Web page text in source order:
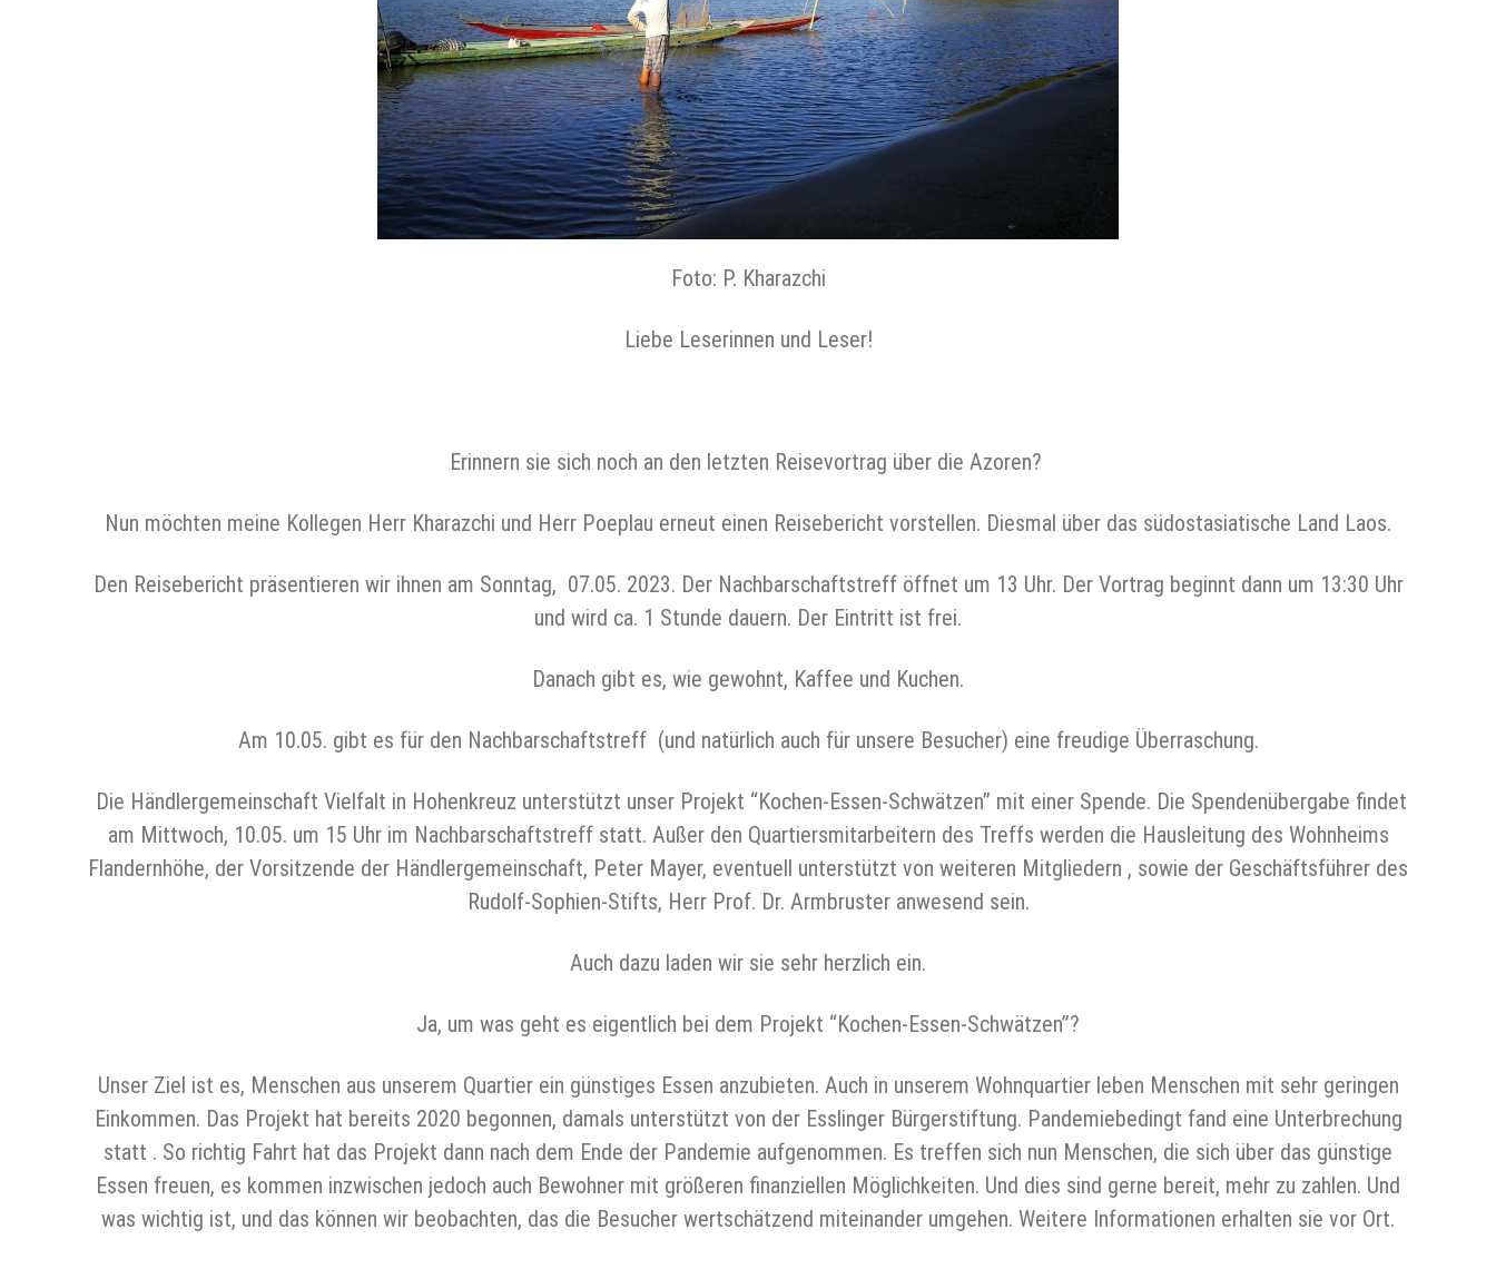
Foto: P. Kharazchi
Liebe Leserinnen und Leser!
Erinnern sie sich noch an den letzten Reisevortrag über die Azoren?
Nun möchten meine Kollegen Herr Kharazchi und Herr Poeplau erneut einen Reisebericht vorstellen. Diesmal über das südostasiatische Land Laos.
Den Reisebericht präsentieren wir ihnen am Sonntag, 07.05. 2023. Der Nachbarschaftstreff öffnet um 13 Uhr. Der Vortrag beginnt dann um 13:30 Uhr
und wird ca. 1 Stunde dauern. Der Eintritt ist frei.
Danach gibt es, wie gewohnt, Kaffee und Kuchen.
Am 10.05. gibt es für den Nachbarschaftstreff (und natürlich auch für unsere Besucher) eine freudige Überraschung.
Die Händlergemeinschaft Vielfalt in Hohenkreuz unterstützt unser Projekt “Kochen-Essen-Schwätzen” mit einer Spende. Die Spendenübergabe findet
am Mittwoch, 10.05. um 15 Uhr im Nachbarschaftstreff statt. Außer den Quartiersmitarbeitern des Treffs werden die Hausleitung des Wohnheims
Flandernhöhe, der Vorsitzende der Händlergemeinschaft, Peter Mayer, eventuell unterstützt von weiteren Mitgliedern , sowie der Geschäftsführer des
Rudolf-Sophien-Stifts, Herr Prof. Dr. Armbruster anwesend sein.
Auch dazu laden wir sie sehr herzlich ein.
Ja, um was geht es eigentlich bei dem Projekt “Kochen-Essen-Schwätzen”?
Unser Ziel ist es, Menschen aus unserem Quartier ein günstiges Essen anzubieten. Auch in unserem Wohnquartier leben Menschen mit sehr geringen
Einkommen. Das Projekt hat bereits 2020 begonnen, damals unterstützt von der Esslinger Bürgerstiftung. Pandemiebedingt fand eine Unterbrechung
statt . So richtig Fahrt hat das Projekt dann nach dem Ende der Pandemie aufgenommen. Es treffen sich nun Menschen, die sich über das günstige
Essen freuen, es kommen inzwischen jedoch auch Bewohner mit größeren finanziellen Möglichkeiten. Und dies sind gerne bereit, mehr zu zahlen. Und
was wichtig ist, und das können wir beobachten, das die Besucher wertschätzend miteinander umgehen. Weitere Informationen erhalten sie vor Ort.